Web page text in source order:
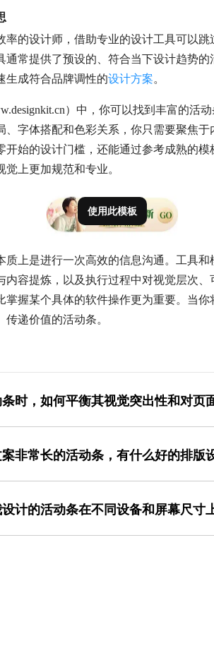
率的设计师，借助专业的设计工具可以
通常提供了预设的、符合当下设计趋势
生成符合品牌调性的设计方案。
）中，你可以找到丰富的活
、字体搭配和色彩关系，你只需要聚焦
开始的设计门槛，还能通过参考成熟的
上更加规范和专业。
使用此模板
质上是进行一次高效的信息沟通。工具
内容提炼，以及执行过程中对视觉层次
掌握某个具体的软件操作更为重要。当
递价值的活动条。
时，如何平衡其视觉突出性和对页
；而常规促销信息则可采用品牌色中较醒目的
可能是不够醒目；如果 用户反馈 干扰浏览，则
非常长的活动条，有什么好的排版
持清晰的信息层级。例如，将主标题（核心利
计的活动条在不同设备和屏幕尺寸
支持多端预览的设计工具会非常高效，它可以